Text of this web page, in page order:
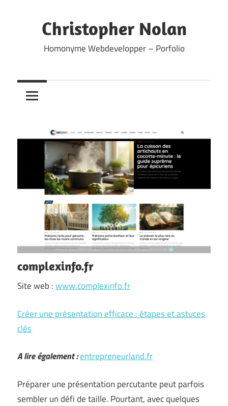
contentChristopher Nolan
Homonyme Webdevelopper – Porfolio
complexinfo.fr
Site web :www.complexinfo.fr
Créer une présentation efficace : étapes et astuces
clés
A lire également :entrepreneurland.fr
Préparer une présentation percutante peut parfois
sembler un défi de taille. Pourtant, avec quelques